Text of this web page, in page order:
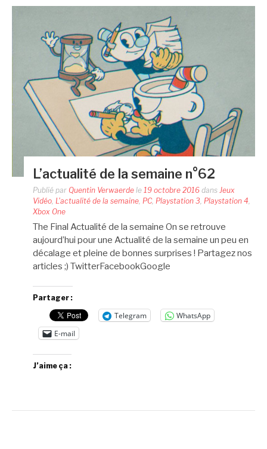
L’actualité de la semaine n°62
Publié par Quentin Verwaerde le 19 octobre 2016 dans Jeux
Vidéo L'actualité de la semaine PC, Playstation 3 Playstation 4
Xbox One
The Final Actualité de la semaine On se retrouve
aujourd’hui pour une Actualité de la semaine un peu en
décalage et pleine de bonnes surprises ! Partagez nos
articles ;) TwitterFacebookGoogle
Partager :
Telegram
WhatsApp
E-mail
J’aime ça :